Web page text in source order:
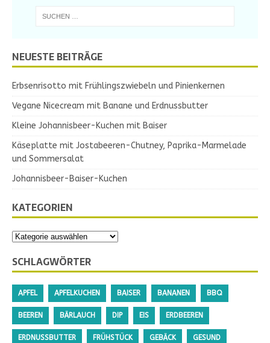
NEUESTE BEITRÄGE
Erbsenrisotto mit Frühlingszwiebeln und Pinienkernen
Vegane Nicecream mit Banane und Erdnussbutter
Kleine Johannisbeer-Kuchen mit Baiser
Käseplatte mit Jostabeeren-Chutney, Paprika-Marmelade
und Sommersalat
Johannisbeer-Baiser-Kuchen
KATEGORIEN
SCHLAGWÖRTER
APFEL APFELKUCHEN BAISER BANANEN BBQ
BEEREN BÄRLAUCH DIP EIS ERDBEEREN
ERDNUSSBUTTER FRÜHSTÜCK GEBÄCK GESUND